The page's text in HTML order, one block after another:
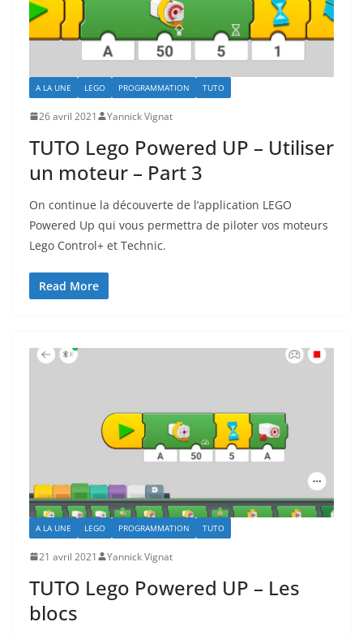
A LA UNE LEGO PROGRAMMATION TUTO
26 avril 2021 Yannick Vignat
TUTO Lego Powered UP – Utiliser
un moteur – Part 3
On continue la découverte de l’application LEGO
Powered Up qui vous permettra de piloter vos moteurs
Lego Control+ et Technic.
Read More
A LA UNE LEGO PROGRAMMATION TUTO
21 avril 2021 Yannick Vignat
TUTO Lego Powered UP – Les
blocs